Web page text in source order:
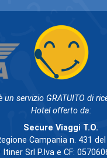
un servizio GRATUITO di
Hotel offerto da:
Secure Viaggi T.O.
Campania n. 431
Srl P.Iva e CF: